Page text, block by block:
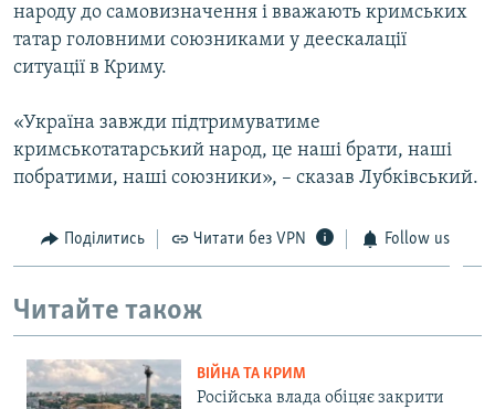
народу до самовизначення і вважають кримських
татар головними союзниками у деескалації
ситуації в Криму.
«Україна завжди підтримуватиме
кримськотатарський народ, це наші брати, наші
побратими, наші союзники», – сказав Лубківський.
Поділитись Читати без VPN Follow us
Читайте також
ВІЙНА ТА КРИМ
Російська влада обіцяє закрити